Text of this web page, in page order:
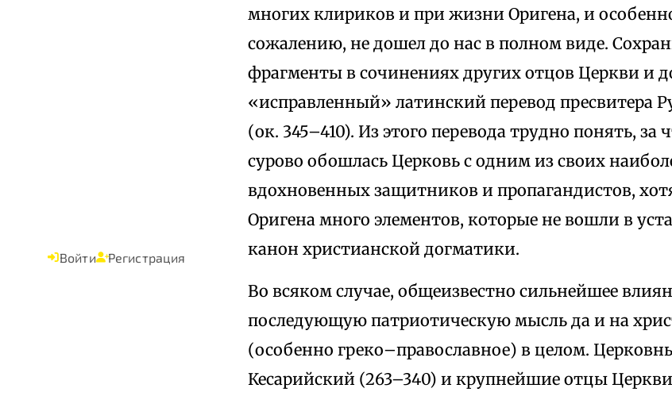
Войти Регистрация
многих клириков и при жизни Оригена, и
сожалению, не дошел до нас в полном виде.
фрагменты в сочинениях других отцов Церкви и
«исправленный» латинский перевод пресвитера
(ок. 345–410). Из этого перевода трудно понять, за
сурово обошлась Церковь с одним из своих
вдохновенных защитников и пропагандистов,
Оригена много элементов, которые не вошли в
канон христианской догматики.
Во всяком случае, общеизвестно сильнейшее
последующую патриотическую мысль да и на
(особенно греко–православное) в целом.
Кесарийский (263–340) и крупнейшие отцы